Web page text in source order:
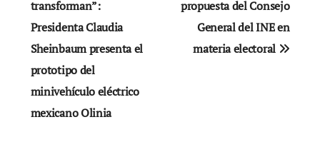
de
entradas
transforman”:
Presidenta Claudia
Sheinbaum presenta el
prototipo del
minivehículo eléctrico
mexicano Olinia
propuesta del Consejo
General del INE en
materia electoral